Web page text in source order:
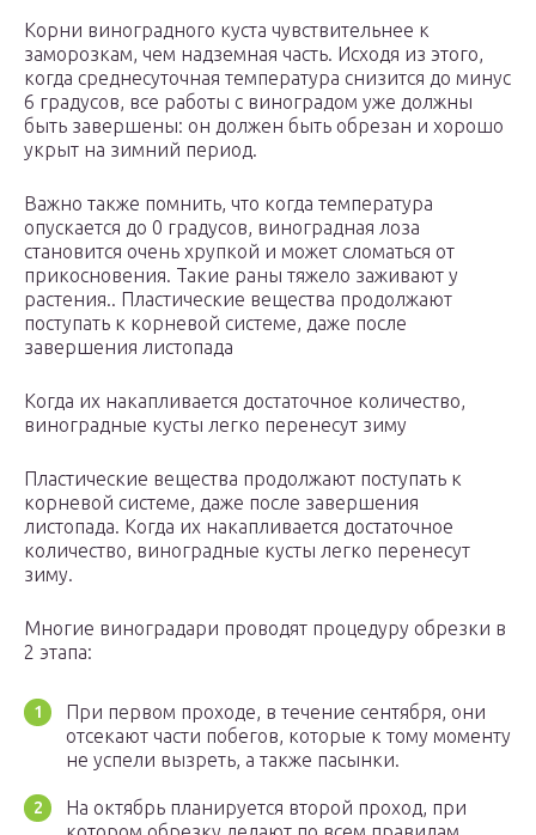
Корни виноградного куста чувствительнее к
заморозкам, чем надземная часть. Исходя из этого,
когда среднесуточная температура снизится до минус
6 градусов, все работы с виноградом уже должны
быть завершены: он должен быть обрезан и хорошо
укрыт на зимний период.
Важно также помнить, что когда температура
опускается до 0 градусов, виноградная лоза
становится очень хрупкой и может сломаться от
прикосновения. Такие раны тяжело заживают у
растения.. Пластические вещества продолжают
поступать к корневой системе, даже после
завершения листопада
Когда их накапливается достаточное количество,
виноградные кусты легко перенесут зиму
Пластические вещества продолжают поступать к
корневой системе, даже после завершения
листопада. Когда их накапливается достаточное
количество, виноградные кусты легко перенесут
зиму.
Многие виноградари проводят процедуру обрезки в
2 этапа:
При первом проходе, в течение сентября, они
отсекают части побегов, которые к тому моменту
не успели вызреть, а также пасынки.
На октябрь планируется второй проход, при